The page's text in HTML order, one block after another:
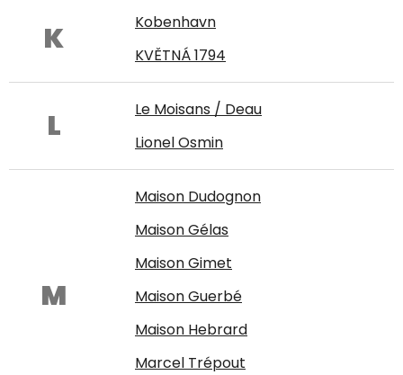
K
Kobenhavn
KVĚTNÁ 1794
L
Le Moisans / Deau
Lionel Osmin
M
Maison Dudognon
Maison Gélas
Maison Gimet
Maison Guerbé
Maison Hebrard
Marcel Trépout